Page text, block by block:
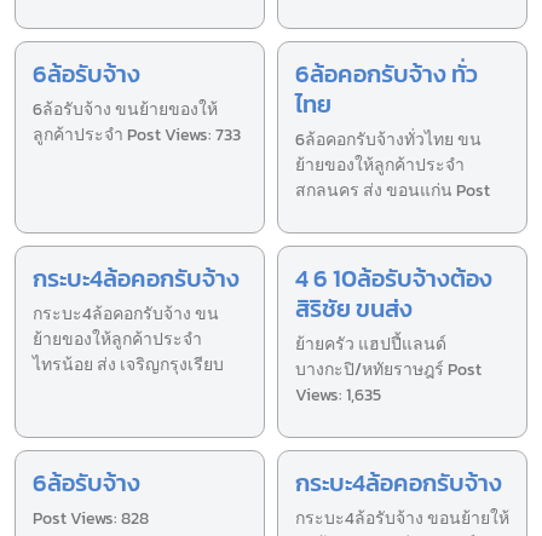
6ล้อรับจ้าง
6ล้อรับจ้าง ขนย้ายของให้
ลูกค้าประจำ Post Views: 733
6ล้อคอกรับจ้าง ทั่ว
ไทย
6ล้อคอกรับจ้างทั่วไทย ขน
ย้ายของให้ลูกค้าประจำ
สกลนคร ส่ง ขอนแก่น Post
กระบะ4ล้อคอกรับจ้าง
กระบะ4ล้อคอกรับจ้าง ขน
ย้ายของให้ลูกค้าประจำ
ไทรน้อย ส่ง เจริญกรุงเรียบ
4 6 10ล้อรับจ้างต้อง
สิริชัย ขนส่ง
ย้ายครัว แฮปปี้แลนด์
บางกะปิ/หทัยราษฎร์ Post
Views: 1,635
6ล้อรับจ้าง
Post Views: 828
กระบะ4ล้อคอกรับจ้าง
กระบะ4ล้อรับจ้าง ขอนย้ายให้